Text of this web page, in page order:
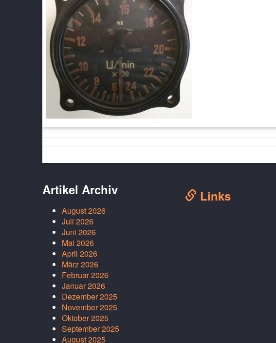
Artikel Archiv
August 2026
Juli 2026
Juni 2026
Mai 2026
April 2026
März 2026
Februar 2026
Januar 2026
Dezember 2025
November 2025
Oktober 2025
September 2025
August 2025
Links